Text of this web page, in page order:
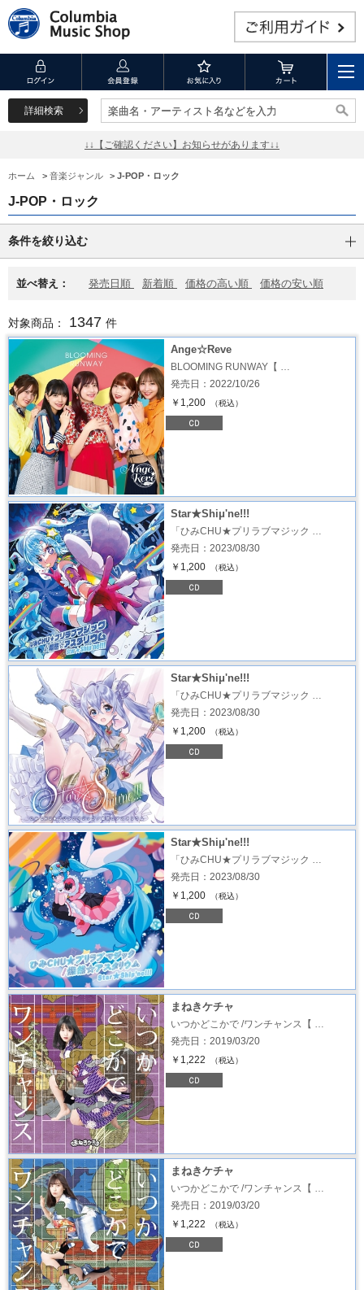
詳細検索 楽曲名・アーティスト名などを入力
楽曲名・アーティスト名などを入力
↓↓【ご確認ください】お知らせがあります↓↓
ホーム > 音楽ジャンル > J-POP・ロック
J-POP・ロック
条件を絞り込む
並べ替え： 発売日順 新着順 価格の高い順 価格の安い順
対象商品： 1347 件
Ange☆Reve
BLOOMING RUNWAY【 …
発売日：2022/10/26
￥1,200
（税込）
Star★Shiμ'ne!!!
「ひみCHU★プリラブマジック …
発売日：2023/08/30
￥1,200
（税込）
Star★Shiμ'ne!!!
「ひみCHU★プリラブマジック …
発売日：2023/08/30
￥1,200
（税込）
Star★Shiμ'ne!!!
「ひみCHU★プリラブマジック …
発売日：2023/08/30
￥1,200
（税込）
まねきケチャ
いつかどこかで /ワンチャンス【 …
発売日：2019/03/20
￥1,222
（税込）
まねきケチャ
いつかどこかで /ワンチャンス【 …
発売日：2019/03/20
￥1,222
（税込）